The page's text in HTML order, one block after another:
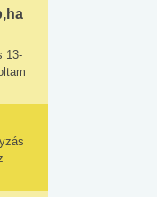
13-